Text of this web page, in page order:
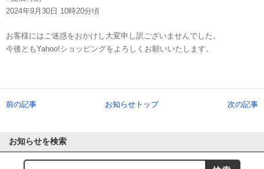
2024年9月30日 10時20分頃
お客様にはご迷惑をおかけし大変申し訳ございませんでした。
今後ともYahoo!ショッピングをよろしくお願いいたします。
前の記事 お知らせトップ 次の記事
お知らせを検索